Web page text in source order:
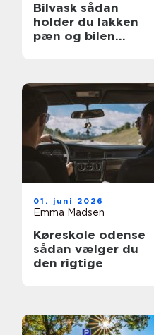
Bilvask sådan
holder du lakken
pæn og bilen
01. juni 2026
Emma Madsen
Køreskole odense
sådan vælger du
den rigtige